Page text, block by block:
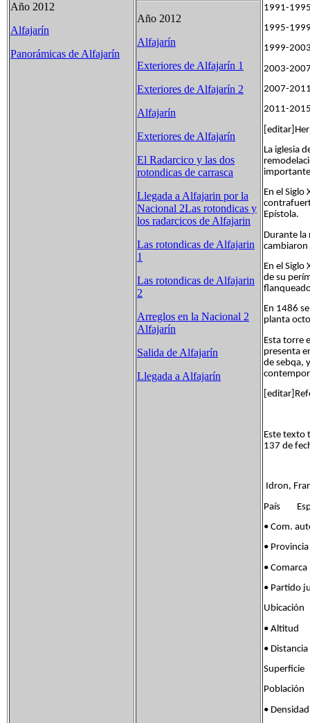
Año 2012
Alfajarín
Panorámicas de Alfajarín
Año 2012
Alfajarín
Exteriores de Alfajarín 1
Exteriores de Alfajarín 2
Alfajarín
Exteriores de Alfajarín
El Radarcico y las dos
rotondicas de carrasca
Llegada a Alfajarin por la
Nacional 2Las rotondicas y
los radarcicos de Alfajarin
Las rotondicas de Alfajarin
1
Las rotondicas de Alfajarin
2
Arreglos en la Nacional 2
Alfajarín
Salida de Alfajarín
Llegada a Alfajarín
2011-
La iglesia
En el
Epístola.
Durante la
cambiaron
En el
de su
En 1486
planta
Esta torre
presenta
de sebqa,
Este texto
137 de
Idron,
País
• Com.
•
•
•
Ubicación
•
•
•